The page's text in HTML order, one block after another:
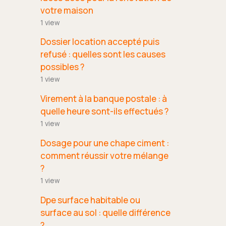
votre maison
1 view
Dossier location accepté puis
refusé : quelles sont les causes
possibles ?
1 view
Virement à la banque postale : à
quelle heure sont-ils effectués ?
1 view
Dosage pour une chape ciment :
comment réussir votre mélange
?
1 view
Dpe surface habitable ou
surface au sol : quelle différence